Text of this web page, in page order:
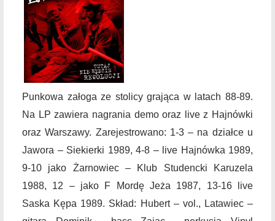
Punkowa załoga ze stolicy grająca w latach 88-89.
Na LP zawiera nagrania demo oraz live z Hajnówki
oraz Warszawy. Zarejestrowano: 1-3 – na działce u
Jawora – Siekierki 1989, 4-8 – live Hajnówka 1989,
9-10 jako Żarnowiec – Klub Studencki Karuzela
1988, 12 – jako F Mordę Jeża 1987, 13-16 live
Saska Kępa 1989. Skład: Hubert – vol., Latawiec –